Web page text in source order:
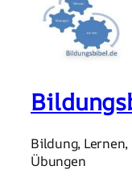
Bildung,
Übungen